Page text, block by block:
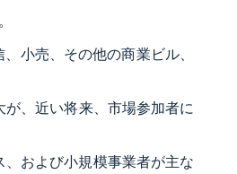
小売、その他の商業ビル、
、近い将来、市場参加者に
および小規模事業者が主な